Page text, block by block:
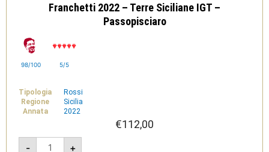
Franchetti 2022 – Terre Siciliane IGT –
Passopisciaro
98/100 5/5
Tipologia
Rossi
Regione
Sicilia
Annata
2022
€112,00
-
Franchetti
2022
+